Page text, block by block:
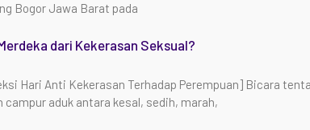
Bogor Jawa Barat pada
dari Kekerasan Seksual?
Hari Anti Kekerasan Terhadap Perempuan] Bicara
campur aduk antara kesal, sedih, marah,